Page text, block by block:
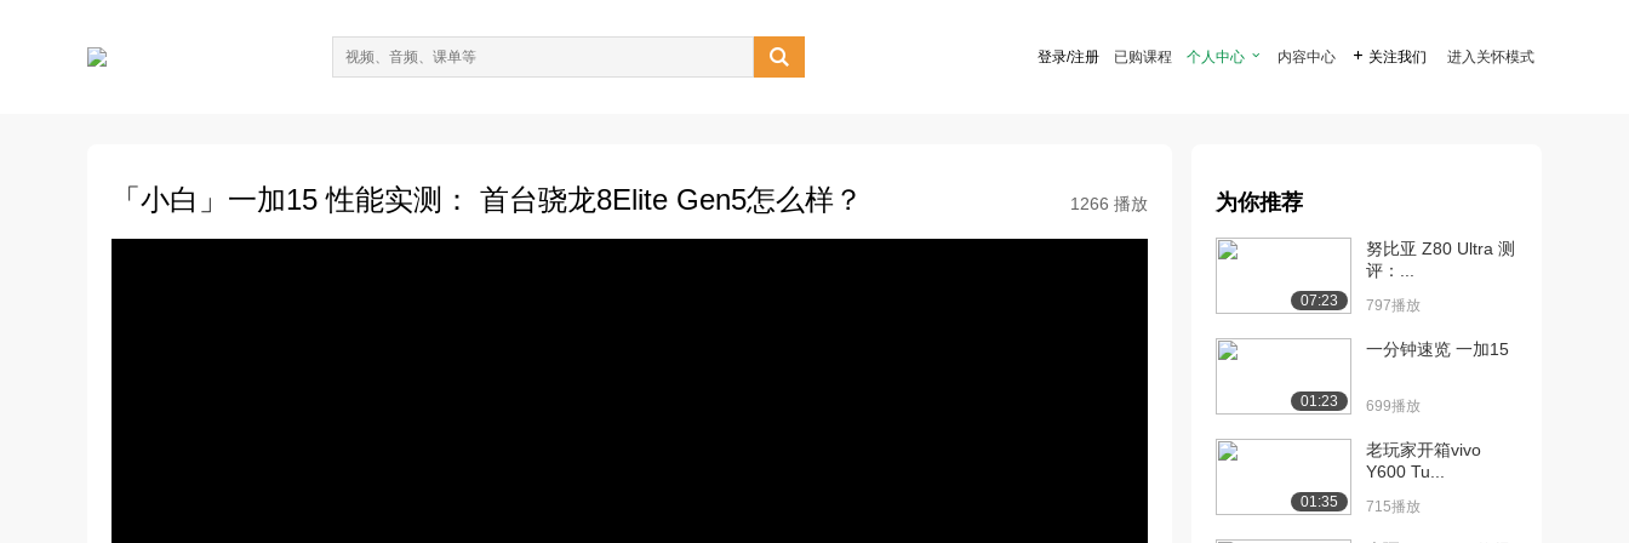
 登录/注册 已购课程 个人中心  内容中心  关注我们 进入关怀模式
「小白」一加15 性能实测： 首台骁龙8Elite Gen5怎么样？ 1266 播放 为你推荐
07:23
努比亚 Z80 Ultra 测
评：...
797播放
01:23
一分钟速览 一加15
699播放
01:35
老玩家开箱vivo
Y600 Tu...
715播放